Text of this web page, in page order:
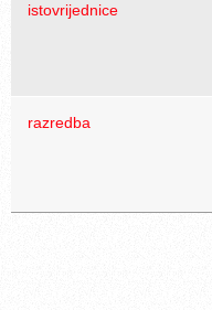
istovrijednice
razredba